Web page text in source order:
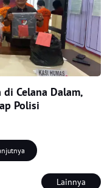
Lainnya
Celana Dalam,
Polisi